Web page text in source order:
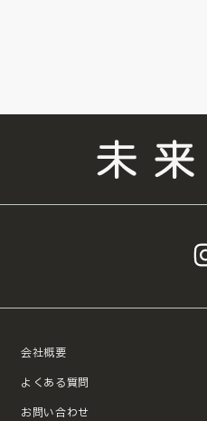
会社概要
よくある質問
お問い合わせ